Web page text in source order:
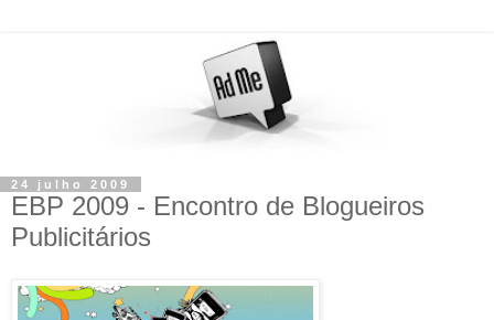
24 julho 2009
EBP 2009 - Encontro de Blogueiros
Publicitários